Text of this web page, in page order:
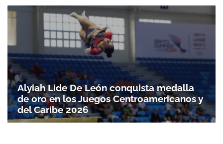
Alyiah Lide De León conquista medalla
de oro en los Juegos Centroamericanos y
del Caribe 2026